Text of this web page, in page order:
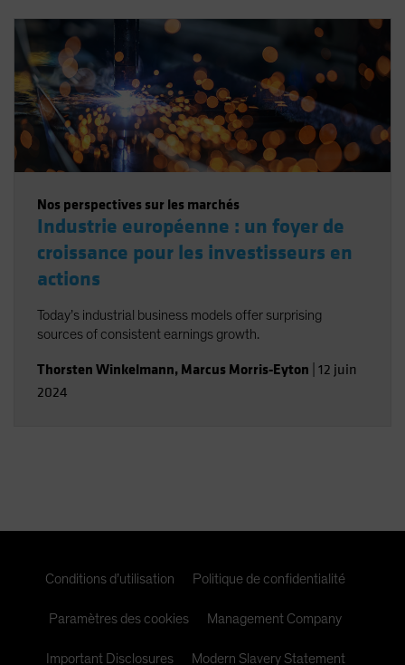
Nos perspectives sur les marchés
Industrie européenne : un foyer de
croissance pour les investisseurs en
actions
Today’s industrial business models offer surprising
sources of consistent earnings growth.
Thorsten Winkelmann, Marcus Morris-Eyton 12 juin
2024
Conditions d’utilisation Politique de confidentialité
Paramètres des cookies Management Company
Important Disclosures Modern Slavery Statement